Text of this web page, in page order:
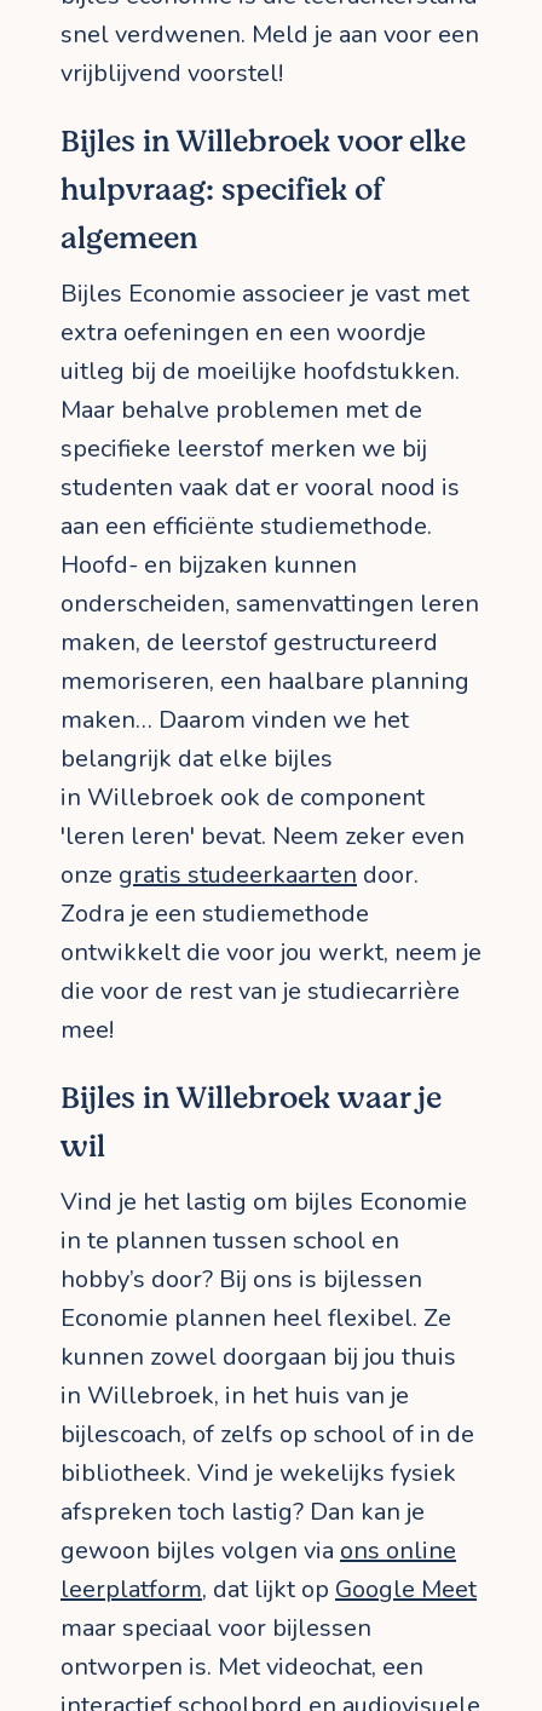
snel verdwenen. Meld je aan voor een
vrijblijvend voorstel!
Bijles in Willebroek voor elke
hulpvraag: specifiek of
algemeen
Bijles Economie associeer je vast met
extra oefeningen en een woordje
uitleg bij de moeilijke hoofdstukken.
Maar behalve problemen met de
specifieke leerstof merken we bij
studenten vaak dat er vooral nood is
aan een efficiënte studiemethode.
Hoofd- en bijzaken kunnen
onderscheiden, samenvattingen leren
maken, de leerstof gestructureerd
memoriseren, een haalbare planning
maken… Daarom vinden we het
belangrijk dat elke bijles
in Willebroek ook de component
'leren leren' bevat. Neem zeker even
onze gratis studeerkaarten door.
Zodra je een studiemethode
ontwikkelt die voor jou werkt, neem je
die voor de rest van je studiecarrière
mee!
Bijles in Willebroek waar je
wil
Vind je het lastig om bijles Economie
in te plannen tussen school en
hobby’s door? Bij ons is bijlessen
Economie plannen heel flexibel. Ze
kunnen zowel doorgaan bij jou thuis
in Willebroek, in het huis van je
bijlescoach, of zelfs op school of in de
bibliotheek. Vind je wekelijks fysiek
afspreken toch lastig? Dan kan je
gewoon bijles volgen via ons online
leerplatform, dat lijkt op Google Meet
maar speciaal voor bijlessen
ontworpen is. Met videochat, een